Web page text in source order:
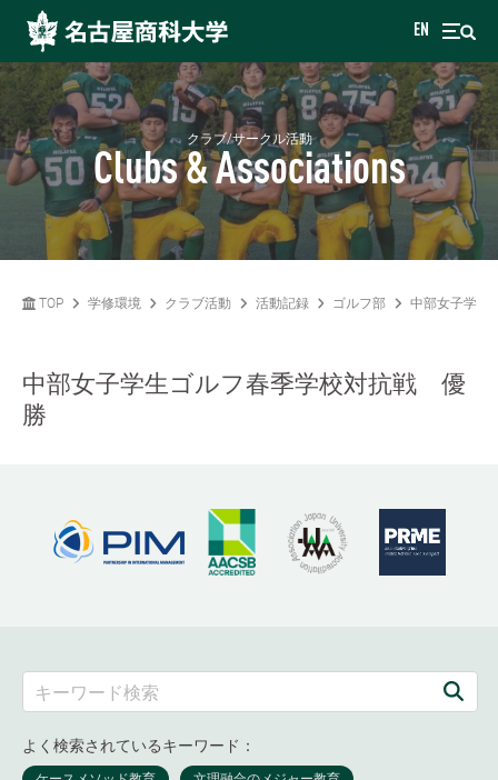
EN
クラブ/サークル活動
Clubs & Associations
TOP 学修環境 クラブ活動 活動記録 ゴルフ部 中部女子学生
中部女子学生ゴルフ春季学校対抗戦 優
勝
よく検索されているキーワード：